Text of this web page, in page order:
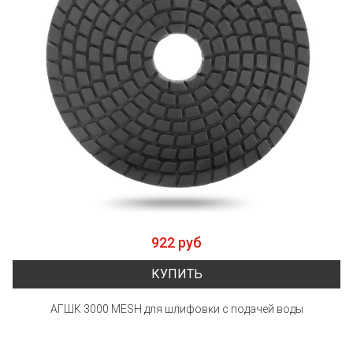
922 руб
КУПИТЬ
АГШК 3000 MESH для шлифовки с подачей воды